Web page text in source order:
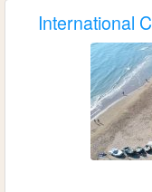
International